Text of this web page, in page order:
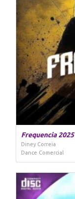
Frequencia 2025
Diney Correia
Dance Comercial